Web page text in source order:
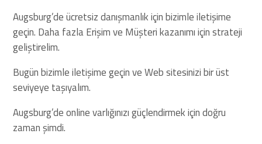
Augsburg’de ücretsiz danışmanlık için bizimle iletişime
geçin. Daha fazla Erişim ve Müşteri kazanımı için strateji
geliştirelim.
Bugün bizimle iletişime geçin ve Web sitesinizi bir üst
seviyeye taşıyalım.
Augsburg’de online varlığınızı güçlendirmek için doğru
zaman şimdi.